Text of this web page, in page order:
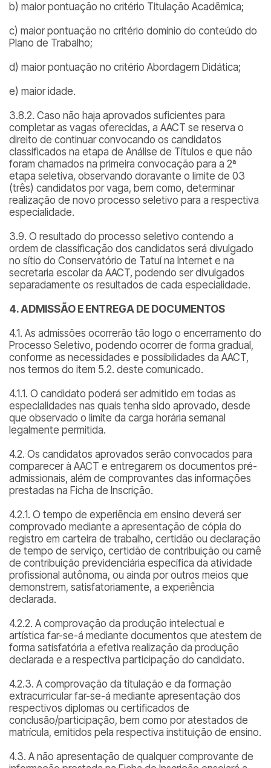
b) maior pontuação no critério Titulação Acadêmica;
c) maior pontuação no critério domínio do conteúdo do
Plano de Trabalho;
d) maior pontuação no critério Abordagem Didática;
e) maior idade.
3.8.2. Caso não haja aprovados suficientes para
completar as vagas oferecidas, a AACT se reserva o
direito de continuar convocando os candidatos
classificados na etapa de Análise de Títulos e que não
foram chamados na primeira convocação para a 2ª
etapa seletiva, observando doravante o limite de 03
(três) candidatos por vaga, bem como, determinar
realização de novo processo seletivo para a respectiva
especialidade.
3.9. O resultado do processo seletivo contendo a
ordem de classificação dos candidatos será divulgado
no sítio do Conservatório de Tatuí na Internet e na
secretaria escolar da AACT, podendo ser divulgados
separadamente os resultados de cada especialidade.
4. ADMISSÃO E ENTREGA DE DOCUMENTOS
4.1. As admissões ocorrerão tão logo o encerramento do
Processo Seletivo, podendo ocorrer de forma gradual,
conforme as necessidades e possibilidades da AACT,
nos termos do item 5.2. deste comunicado.
4.1.1. O candidato poderá ser admitido em todas as
especialidades nas quais tenha sido aprovado, desde
que observado o limite da carga horária semanal
legalmente permitida.
4.2. Os candidatos aprovados serão convocados para
comparecer à AACT e entregarem os documentos pré-
admissionais, além de comprovantes das informações
prestadas na Ficha de Inscrição.
4.2.1. O tempo de experiência em ensino deverá ser
comprovado mediante a apresentação de cópia do
registro em carteira de trabalho, certidão ou declaração
de tempo de serviço, certidão de contribuição ou carnê
de contribuição previdenciária específica da atividade
profissional autônoma, ou ainda por outros meios que
demonstrem, satisfatoriamente, a experiência
declarada.
4.2.2. A comprovação da produção intelectual e
artística far-se-á mediante documentos que atestem de
forma satisfatória a efetiva realização da produção
declarada e a respectiva participação do candidato.
4.2.3. A comprovação da titulação e da formação
extracurricular far-se-á mediante apresentação dos
respectivos diplomas ou certificados de
conclusão/participação, bem como por atestados de
matrícula, emitidos pela respectiva instituição de ensino.
4.3. A não apresentação de qualquer comprovante de